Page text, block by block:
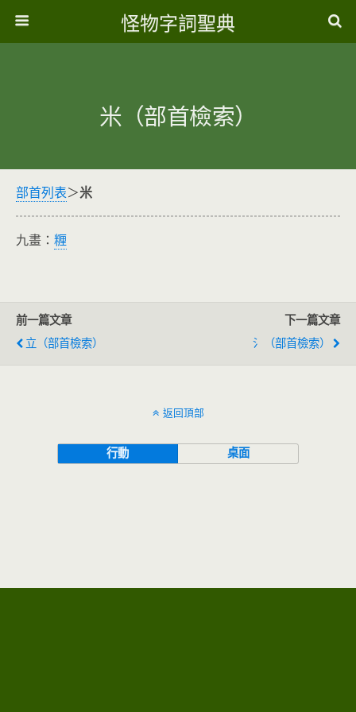
怪物字詞聖典
米（部首檢索）
部首列表＞米
九畫： 糎
前一篇文章
立（部首檢索）
下一篇文章
氵（部首檢索）
返回頂部
行動 桌面